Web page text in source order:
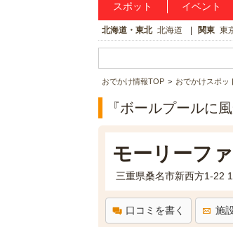
スポット イベント
北海道・東北 北海道 関東 東
おでかけ情報TOP おでかけスポッ
『ボールプールに
モーリーフ
三重県桑名市新西方1-22
口コミを書く 施